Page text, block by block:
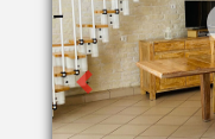
Previous